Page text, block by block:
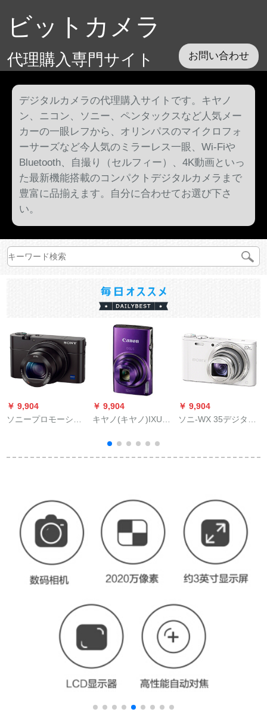
ビットカメラ
代理購入専門サイト お問い合わせ
デジタルカメラの代理購入サイトです。キヤノ
ン、ニコン、ソニー、ペンタックスなど人気メー
カーの一眼レフから、オリンパスのマイクロフォ
ーサーズなど今人気のミラーレス一眼、Wi-Fiや
Bluetooth、自撮り（セルフィー）、4K動画といっ
た最新機能搭載のコンパクトデジタルカメラまで
豊富に品揃えます。自分に合わせてお選び下さ
い。
￥ 9,904
ソニープロモーショ
￥ 9,904
キヤノ(キヤノ)IXUS
長焦げデジタルメラ
WiFiハビビ
￥ 9,904
ソニ-WX 35デジタル
ーメラホワ公式によ